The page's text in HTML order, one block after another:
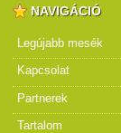
NAVIGÁCIÓ
Legújabb mesék
Kapcsolat
Partnerek
Tartalom